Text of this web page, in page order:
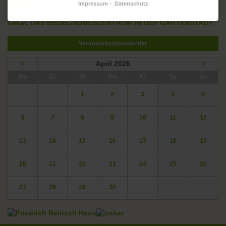
oskar. DAS BEGEGNUNGSZENTRUM IN DER GARTENSTADT
Veranstaltungskalender
< April 2026 >
1 2 3 4 5
6 7 8 9 10 11 12
13 14 15 16 17 18 19
20 21 22 23 24 25 26
27 28 29 30
Impressum Datenschutz